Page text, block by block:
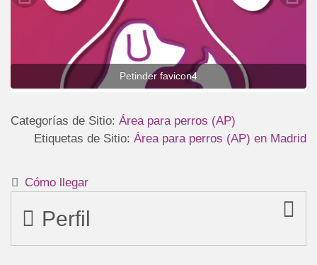
Petinder favicon4
Categorías de Sitio: Área para perros (AP)
Etiquetas de Sitio: Área para perros (AP) en Madrid
Cómo llegar
Perfil